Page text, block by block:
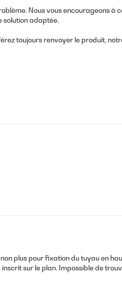
Nous vous encourageons à
solution adaptée.
toujours renvoyer le produit,
plus pour fixation du tuyau en
sur le plan. Impossible de